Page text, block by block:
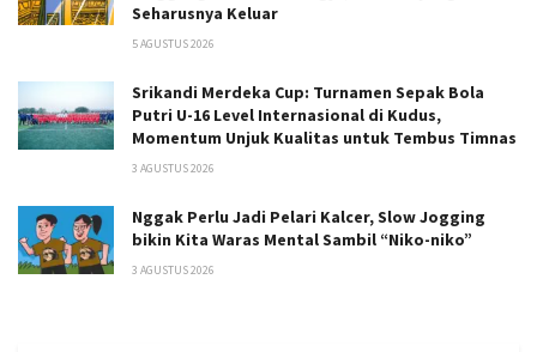
Seharusnya Keluar
5 AGUSTUS 2026
Srikandi Merdeka Cup: Turnamen Sepak Bola
Putri U-16 Level Internasional di Kudus,
Momentum Unjuk Kualitas untuk Tembus Timnas
3 AGUSTUS 2026
Nggak Perlu Jadi Pelari Kalcer, Slow Jogging
bikin Kita Waras Mental Sambil “Niko-niko”
3 AGUSTUS 2026